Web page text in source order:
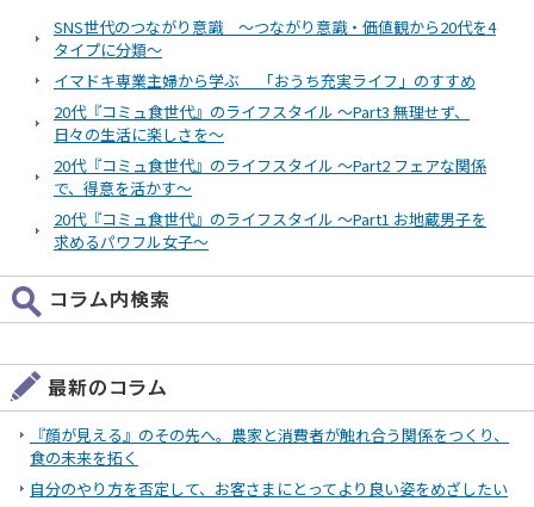
SNS世代のつながり意識 ～つながり意識・価値観から20代を4
タイプに分類～
イマドキ専業主婦から学ぶ 「おうち充実ライフ」のすすめ
20代『コミュ食世代』のライフスタイル ～Part3 無理せず、
日々の生活に楽しさを～
20代『コミュ食世代』のライフスタイル ～Part2 フェアな関係
で、得意を活かす～
20代『コミュ食世代』のライフスタイル ～Part1 お地蔵男子を
求めるパワフル女子～
『顔が見える』のその先へ。農家と消費者が触れ合う関係をつくり、
食の未来を拓く
自分のやり方を否定して、お客さまにとってより良い姿をめざしたい